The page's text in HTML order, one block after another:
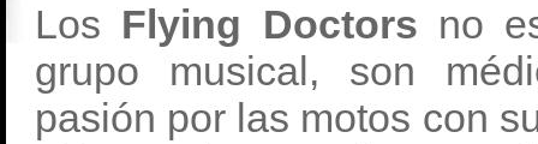
Los Flying Doctors no
grupo musical, son
pasión por las motos con